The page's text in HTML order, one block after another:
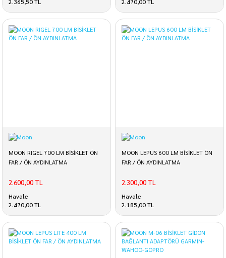
MOON RIGEL 700 LM BİSİKLET ÖN
FAR / ÖN AYDINLATMA
2.600,00 TL
Havale
2.470,00 TL
MOON LEPUS 600 LM BİSİKLET ÖN
FAR / ÖN AYDINLATMA
2.300,00 TL
Havale
2.185,00 TL